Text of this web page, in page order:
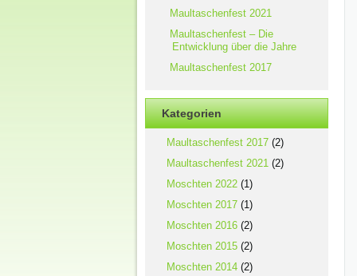
Maultaschenfest 2021
Maultaschenfest – Die
Entwicklung über die Jahre
Maultaschenfest 2017
Kategorien
Maultaschenfest 2017 (2)
Maultaschenfest 2021 (2)
Moschten 2022 (1)
Moschten 2017 (1)
Moschten 2016 (2)
Moschten 2015 (2)
Moschten 2014 (2)